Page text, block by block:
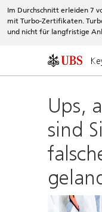
Im Durchschnitt erleiden 7
mit Turbo-Zertifikaten.
und nicht für langfristige
Ups,
sind